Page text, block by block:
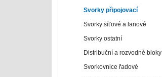
Svorky připojovací
Svorky síťové a lanové
Svorky ostatní
Distribuční a rozvodné bloky
Svorkovnice řadové